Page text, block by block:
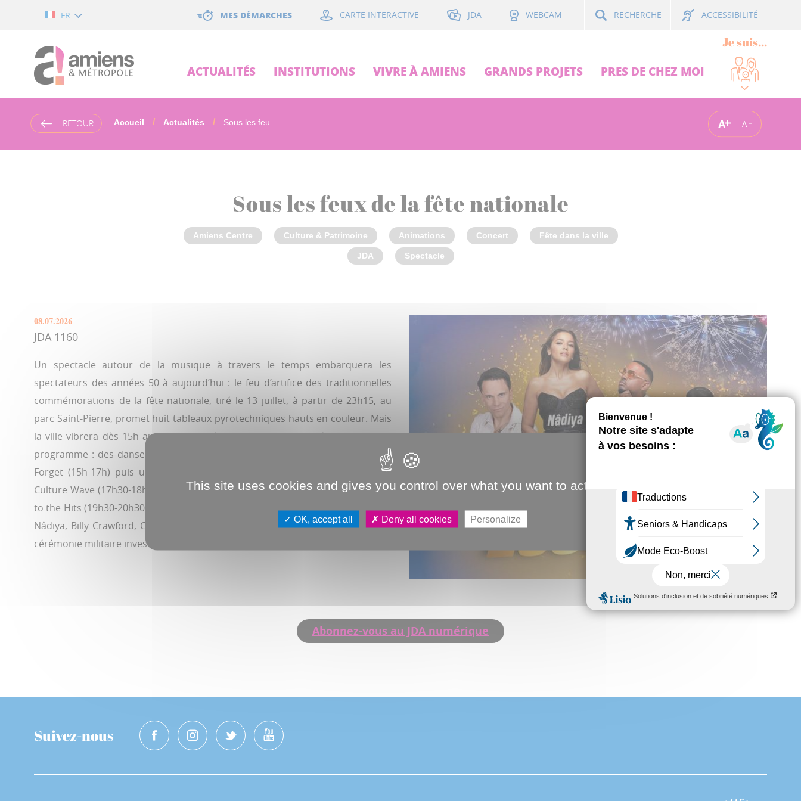
FR MES DÉMARCHES CARTE INTERACTIVE JDA WEBCAM RECHERCHE ACCESSIBILITÉ
ACTUALITÉS INSTITUTIONS VIVRE À AMIENS GRANDS PROJETS PRES DE CHEZ MOI
Je suis...
RETOUR Accueil Actualités Sous les feu... A A
Sous les feux de la fête nationale
Amiens Centre Culture & Patrimoine Animations Concert Fête dans la ville
JDA Spectacle
08.07.2026
JDA 1160
Un spectacle autour de la musique à travers le temps embarquera les
spectateurs des années 50 à aujourd’hui : le feu d’artifice des traditionnelles
commémorations de la fête nationale, tiré le 13 juillet, à partir de 23h15, au
parc Saint-Pierre, promet huit tableaux pyrotechniques hauts en couleur. Mais
la ville vibrera dès 15h autour de la scène dans la cour de l’hôtel de ville. Au
programme : des danses musettes orchestrées par Jérôme Richard et Cédric
Forget (15h-17h) puis une plongée dans la new wave avec les Amiénois de
Culture Wave (17h30-18h30). Le meilleur des années 2000 sera repris par Back
to the Hits (19h30-20h30) avant un final incarné par les stars de ces décennies :
Nâdiya, Billy Crawford, Colonel Reyel et Allan Théo (21h-22h30). Le 14, à 9h, la
cérémonie militaire investira à son tour la cour de l’hôtel de ville.
Abonnez-vous au JDA numérique
Suivez-nous
This site uses cookies and gives you control over what you want to activate
OK, accept all Deny all cookies Personalize